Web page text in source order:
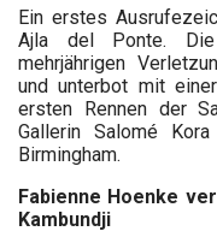
Ein erstes
Ajla del Ponte.
mehrjährigen
und unterbot mit
ersten Rennen der
Gallerin Salomé
Birmingham.
Fabienne Hoenke
Kambundji